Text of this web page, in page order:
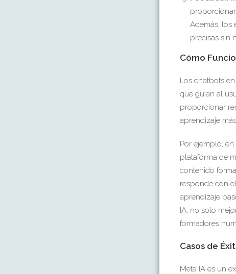
Además, los
precisas sin
Cómo
Los chatbots
que guían al
proporcionar
aprendizaje
Por ejemplo,
plataforma de
contenido
responde con
aprendizaje
IA, no solo
formadores
Casos de
Meta IA es un